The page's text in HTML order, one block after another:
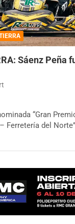
Sáenz Peña
“Gran
Ferretería del